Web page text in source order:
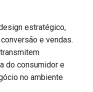
estratégico,
e vendas.
do consumidor e
no ambiente